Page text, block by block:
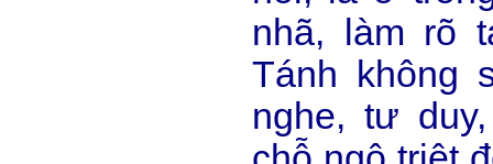
nhã, làm rõ
Tánh không
nghe, tư